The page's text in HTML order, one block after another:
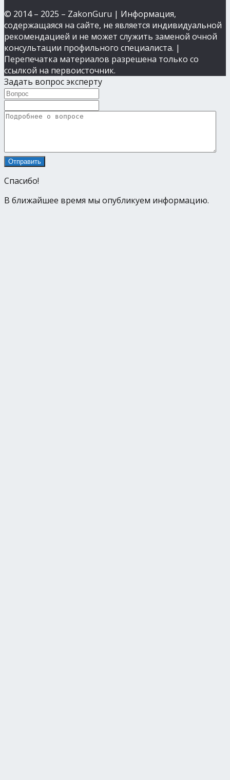
© 2014 – 2025 – ZakonGuru | Информация,
содержащаяся на сайте, не является индивидуальной
рекомендацией и не может служить заменой очной
консультации профильного специалиста. |
Перепечатка материалов разрешена только со
ссылкой на первоисточник.
Задать вопрос эксперту
Спасибо!
В ближайшее время мы опубликуем информацию.